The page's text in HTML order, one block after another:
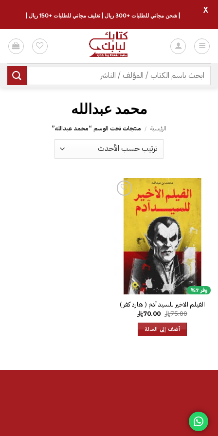
للمحتوى
البحث
عن:
الرئيسية / منتجات تحت الوسم “‎محمد عبدالله‎”
وفر 7%
الفيلم الاخير للسيد آدم ( هارد كفر )‎
75.00
السعر
الأصلي
هو:
75.00.
70.00 السعر
الحالي
هو: أضف إلى السلة
| شحن مجاني للطلبات +300 ريال | تغليف مجاني للطلبات +150 ريال |
X